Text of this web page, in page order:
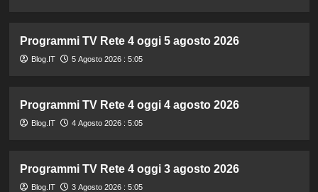
Programmi TV Rete 4 oggi 5 agosto 2026
Blog.IT 5 Agosto 2026 : 5:05
Programmi TV Rete 4 oggi 4 agosto 2026
Blog.IT 4 Agosto 2026 : 5:05
Programmi TV Rete 4 oggi 3 agosto 2026
Blog.IT 3 Agosto 2026 : 5:05